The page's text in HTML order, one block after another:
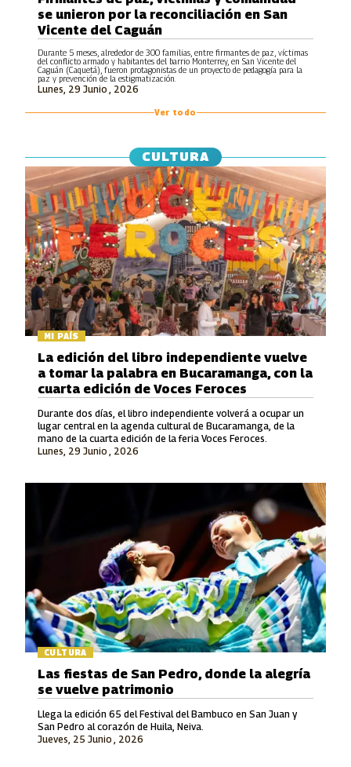
Lunes, 29 Junio , 2026
se unieron por la reconciliación en San
Vicente del Caguán
Durante 5 meses, alrededor de 300 familias, entre firmantes de paz, víctimas
del conflicto armado y habitantes del barrio Monterrey, en San Vicente del
Caguán (Caquetá), fueron protagonistas de un proyecto de pedagogía para la
paz y prevención de la estigmatización.
Ver todo
CULTURA
MI PAÍS
Durante dos días, el libro independiente volverá a ocupar un
lugar central en la agenda cultural de Bucaramanga, de la
mano de la cuarta edición de la feria Voces Feroces.
Lunes, 29 Junio , 2026
La edición del libro independiente vuelve
a tomar la palabra en Bucaramanga, con la
cuarta edición de Voces Feroces
CULTURA
Jueves, 25 Junio , 2026
Las fiestas de San Pedro, donde la alegría
se vuelve patrimonio
Llega la edición 65 del Festival del Bambuco en San Juan y
San Pedro al corazón de Huila, Neiva.